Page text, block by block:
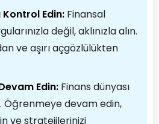
Kontrol Edin: Finansal
değil, aklınızla alın.
ve aşırı açgözlülükten
Edin: Finans dünyası
Öğrenmeye devam edin,
ve stratejilerinizi